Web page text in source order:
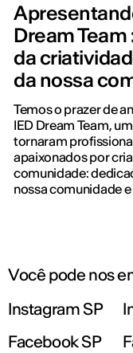
Dream
da
da nossa
Temos o prazer de
IED Dream Team,
tornaram
apaixonados por
comunidade:
nossa comunidade
Você pode nos
Instagram SP
Facebook SP